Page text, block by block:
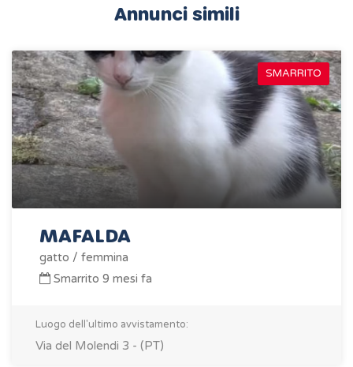
Annunci simili
SMARRITO
MAFALDA
gatto / femmina
Smarrito 9 mesi fa
Luogo dell'ultimo avvistamento:
Via del Molendi 3 - (PT)